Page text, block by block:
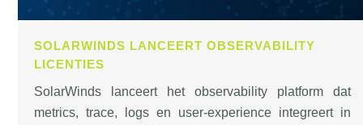
SOLARWINDS LANCEERT OBSERVABILITY
LICENTIES
SolarWinds lanceert het observability platform dat
metrics, trace, logs en user-experience integreert in